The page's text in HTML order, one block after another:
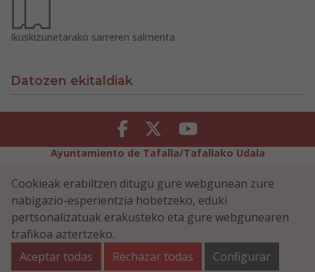
Ikuskizunetarako sarreren salmenta
Datozen ekitaldiak
Facebook Twitter Youtube
Ayuntamiento de Tafalla/Tafallako Udala
Erabilerreztasuna
Cookiei buruzko politika
Informazioaren Segurtasun-Politika
Plaza Navarra 5 - 31300 Tafalla (NAVARRA)
948 70 18 11
ayuntamiento@tafalla.es
Cookieak erabiltzen ditugu gure webgunean zure
nabigazio-esperientzia hobetzeko, eduki
pertsonalizatuak erakusteko eta gure webgunearen
trafikoa aztertzeko.
Aceptar todas
Rechazar todas Configurar